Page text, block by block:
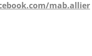
mab.allier